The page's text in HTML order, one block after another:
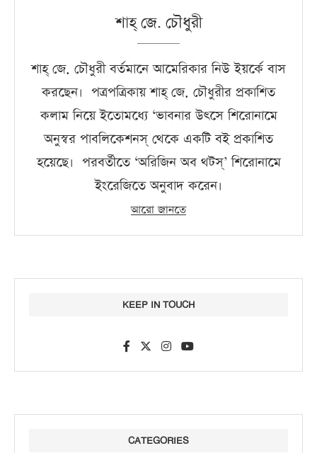
শাহ্‌ জে. চৌধুরী
শাহ্‌ জে. চৌধুরী বর্তমানে আমেরিকার নিউ ইয়র্কে বাস
করছেন। পত্রপত্রিকায় শাহ্‌ জে. চৌধুরীর প্রকাশিত
কলাম নিয়ে ইতোমধ্যে ‘ভাবনার উৎসে শিরোনামে
অনুস্বর পাবলিকেশনস্‌ থেকে একটি বই প্রকাশিত
হয়েছে। পরবর্তীতে ‘অরিজিন অব থটস্‌’ শিরোনামে
ইংরেজিতে অনুবাদ করেন।
আরো জানতে
KEEP IN TOUCH
CATEGORIES